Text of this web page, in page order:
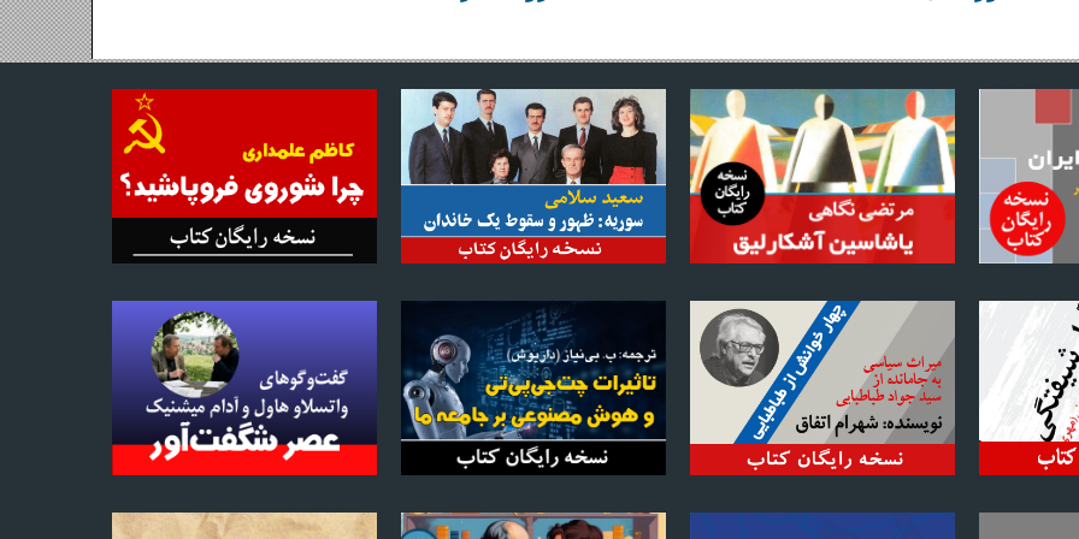
ايران امروز(نشريه خبری سياسی الکترونیک)
امروز» از انتشار مقالاتی كه به ديگر سايت‌ها و نشريات نيز ارسال می‌شوند معذور است.
استفاده از مطالب «ايران امروز» تنها با ذكر منبع و نام نويسنده يا مترجم مجاز است.
Iran Emrooz©1998-2026 |editor@iran-emrooz.net